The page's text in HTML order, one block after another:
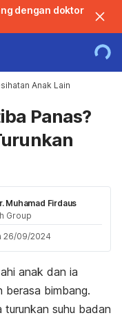
dengan doktor
Anak Lain
Panas?
Muhamad Firdaus
Group
26/09/2024
anak dan ia
berasa bimbang.
suhu badan